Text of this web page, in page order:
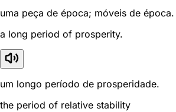
uma peça de época; móveis de época.
a long period of prosperity.
um longo período de prosperidade.
the period of relative stability